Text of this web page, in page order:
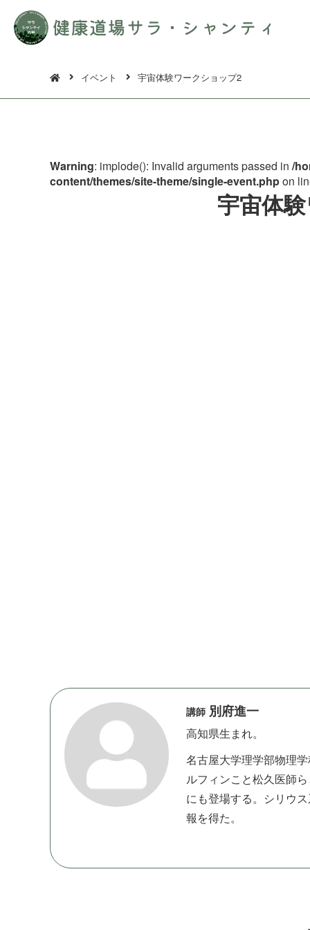
イベント 宇宙体験ワークショップ2
Warning: implode(): Invalid arguments passed in /
content/themes/site-theme/single-event.phpon
宇宙体験
講師別府進一
高知県 生 ま れ 。
名古屋大学理学部物理
ルフィンこと松久医師
にも登場する。シリウ
報 を 得 た 。